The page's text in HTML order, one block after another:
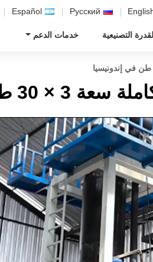
Русский
Español
القدرة التصنيعية خدمات الدعم
في إندونيسيا